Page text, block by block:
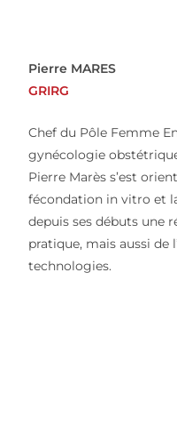
Pierre MARES
GRIRG
Chef du Pôle Femme
gynécologie
Pierre Marès s’est
fécondation in vitro et
depuis ses débuts une
pratique, mais aussi de
technologies.